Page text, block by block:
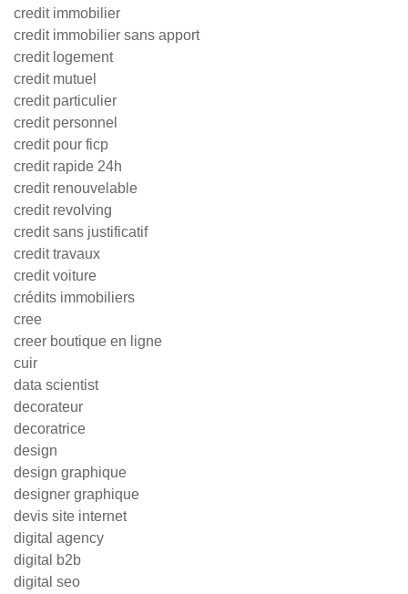
credit immobilier
credit immobilier sans apport
credit logement
credit mutuel
credit particulier
credit personnel
credit pour ficp
credit rapide 24h
credit renouvelable
credit revolving
credit sans justificatif
credit travaux
credit voiture
crédits immobiliers
cree
creer boutique en ligne
cuir
data scientist
decorateur
decoratrice
design
design graphique
designer graphique
devis site internet
digital agency
digital b2b
digital seo